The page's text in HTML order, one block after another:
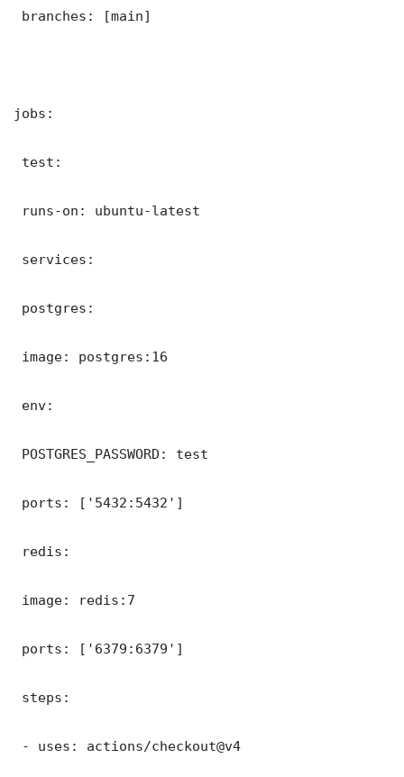
branches: [main]
jobs:
test:
runs-on: ubuntu-latest
services:
postgres:
image: postgres:16
env:
POSTGRES_PASSWORD: test
ports: ['5432:5432']
redis:
image: redis:7
ports: ['6379:6379']
steps:
- uses: actions/checkout@v4